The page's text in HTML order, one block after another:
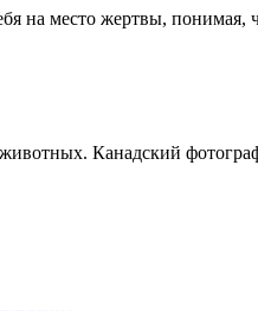
на место жертвы, понимая,
Канадский